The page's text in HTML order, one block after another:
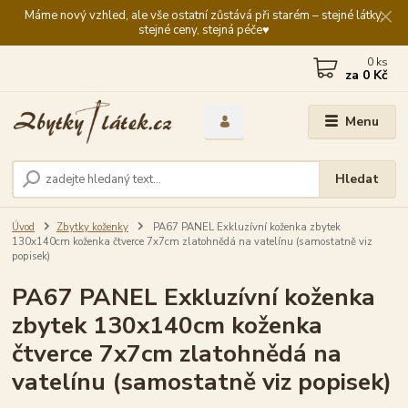
Máme nový vzhled, ale vše ostatní zůstává při starém – stejné látky,
stejné ceny, stejná péče♥️
Menu
Hledat
0 ks
za 0 Kč
Úvod Zbytky koženky
PA67 PANEL Exkluzívní koženka zbytek
130x140cm koženka čtverce 7x7cm zlatohnědá na vatelínu (samostatně viz
popisek)
PA67 PANEL Exkluzívní koženka
zbytek 130x140cm koženka
čtverce 7x7cm zlatohnědá na
vatelínu (samostatně viz popisek)